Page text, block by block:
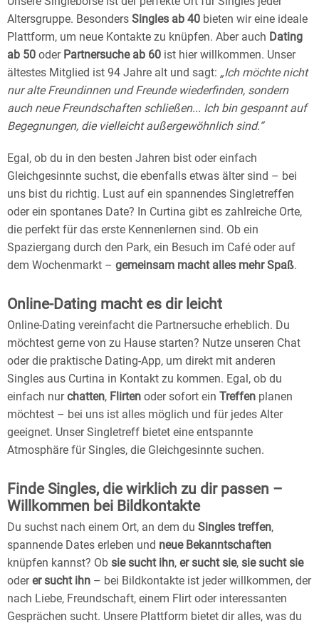
Altersgruppe. Besonders Singles ab 40 bieten wir eine ideale
Plattform, um neue Kontakte zu knüpfen. Aber auch Dating
ab 50 oder Partnersuche ab 60 ist hier willkommen. Unser
ältestes Mitglied ist 94 Jahre alt und sagt: „Ich möchte nicht
nur alte Freundinnen und Freunde wiederfinden, sondern
auch neue Freundschaften schließen... Ich bin gespannt auf
Begegnungen, die vielleicht außergewöhnlich sind.“
Egal, ob du in den besten Jahren bist oder einfach
Gleichgesinnte suchst, die ebenfalls etwas älter sind – bei
uns bist du richtig. Lust auf ein spannendes Singletreffen
oder ein spontanes Date? In Curtina gibt es zahlreiche Orte,
die perfekt für das erste Kennenlernen sind. Ob ein
Spaziergang durch den Park, ein Besuch im Café oder auf
dem Wochenmarkt – gemeinsam macht alles mehr Spaß.
Online-Dating macht es dir leicht
Online-Dating vereinfacht die Partnersuche erheblich. Du
möchtest gerne von zu Hause starten? Nutze unseren Chat
oder die praktische Dating-App, um direkt mit anderen
Singles aus Curtina in Kontakt zu kommen. Egal, ob du
einfach nurchatten, Flirten oder sofort ein Treffen planen
möchtest – bei uns ist alles möglich und für jedes Alter
geeignet. Unser Singletreff bietet eine entspannte
Atmosphäre für Singles, die Gleichgesinnte suchen.
Finde Singles, die wirklich zu dir passen –
Willkommen bei Bildkontakte
Du suchst nach einem Ort, an dem du Singles treffen,
spannende Dates erleben und neue Bekanntschaften
knüpfen kannst? Ob sie sucht ihn, er sucht sie, sie sucht sie
oderer sucht ihn – bei Bildkontakte ist jeder willkommen, der
nach Liebe, Freundschaft, einem Flirt oder interessanten
Gesprächen sucht. Unsere Plattform bietet dir alles, was du